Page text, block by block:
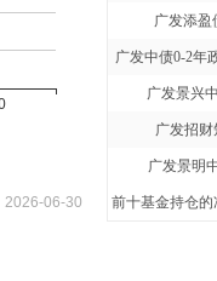
2026-06-30
广发添盈
广发中债0-2年
广发景兴
广发招财
广发景明
前十基金持仓的